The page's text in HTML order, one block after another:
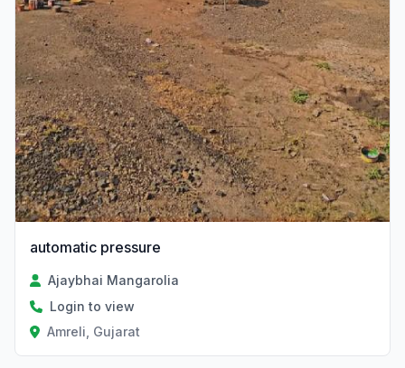
automatic pressure
Ajaybhai Mangarolia
Login to view
Amreli, Gujarat